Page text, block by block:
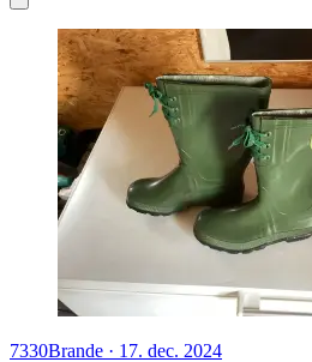
7330Brande · 17. dec. 2024